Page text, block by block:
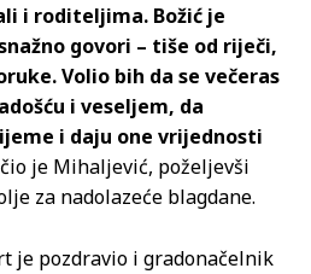
i roditeljima. Božić je
govori – tiše od riječi,
Volio bih da se večeras
i veseljem, da
i daju one vrijednosti
je Mihaljević, poželjevši
za nadolazeće blagdane.
je pozdravio i gradonačelnik